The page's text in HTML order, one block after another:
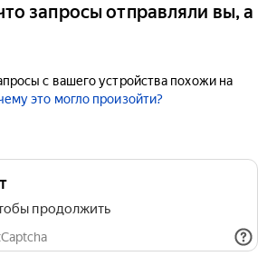
запросы отправляли вы, а
с вашего устройства похожи на
это могло произойти?
продолжить